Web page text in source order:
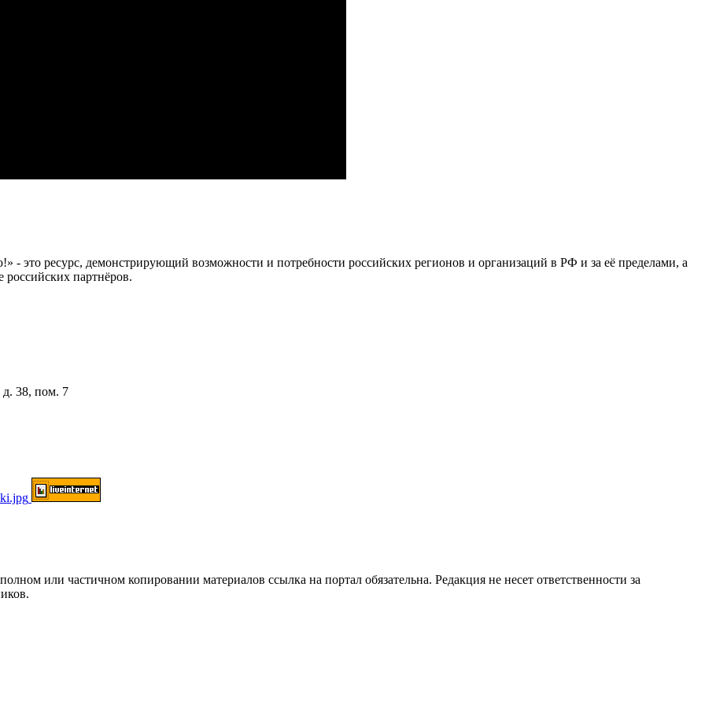
ресурс, демонстрирующий возможности и потребности российских регионов и организаций в РФ и за её пределами, а
партнёров.
д. 38, пом. 7
частичном копировании материалов ссылка на портал обязательна. Редакция не несет ответственности за